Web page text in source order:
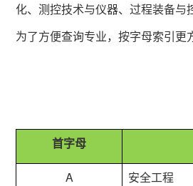
化、测控技术与仪器、过程装备
为了方便查询专业，按字母索引更
首字母
A 安全工程